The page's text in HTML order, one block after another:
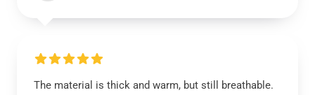
The material is thick and warm, but still breathable.